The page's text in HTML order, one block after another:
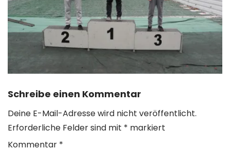
Schreibe einen Kommentar
Deine E-Mail-Adresse wird nicht veröffentlicht.
Erforderliche Felder sind mit * markiert
Kommentar *